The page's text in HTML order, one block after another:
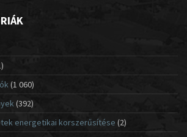
(1 060)
(392)
energetikai korszerűsítése (2)